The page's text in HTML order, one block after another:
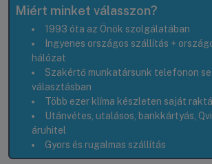
Miért minket válasszon?
1993 óta az Önök szolgálatában
Ingyenes országos szállítás +
hálózat
Szakértő munkatársunk telefonon
választásban
Több ezer klíma készleten saját
Utánvétes, utalásos, bankkártyás,
áruhitel
Gyors és rugalmas szállítás